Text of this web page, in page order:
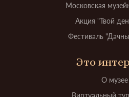
Московская
Акция "Твой
Фестиваль
Это
О музее
Виртуальный